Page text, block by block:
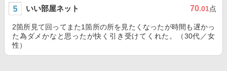
いい部屋ネット 70.01点
2箇所見て回ってまた1箇所の所を見たくなったが時間も遅かっ
た為ダメかなと思ったが快く引き受けてくれた。（30代／女
性）